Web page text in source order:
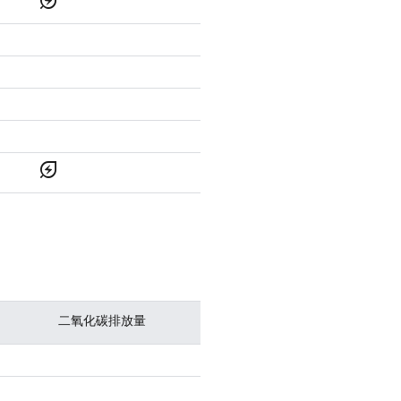
energy_savings_leaf
二氧化碳排放量